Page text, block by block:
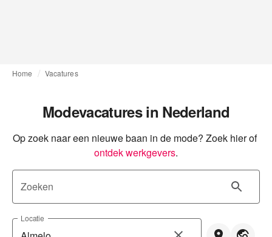
Home Vacatures
Modevacatures in Nederland
Op zoek naar een nieuwe baan in de mode? Zoek hier of
ontdek werkgevers.
Zoeken
Locatie